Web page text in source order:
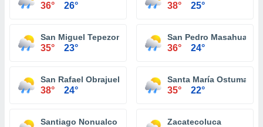
36° 26° 38° 25°
San Miguel Tepezontes
35° 23°
San Pedro Masahuat
36° 24°
San Rafael Obrajuelo
38° 24°
Santa María Ostuma
35° 22°
Santiago Nonualco Zacatecoluca